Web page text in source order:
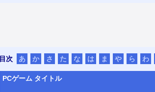
目次 あ か さ た な は ま や ら わ
PCゲーム タイトル